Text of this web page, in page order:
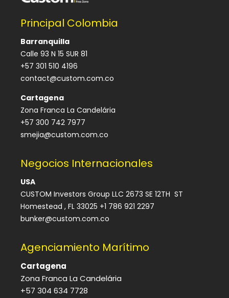
Principal Colombia
Barranquilla
Calle 93 N 15 SUR 81
+57 301 510 4196
contact@custom.com.co
Cartagena
Zona Franca La Candelária
+57 300 742 7977
smejia@custom.com.co
Negocios Internacionales
USA
CUSTOM Investors Group LLC 2673 SE 12TH ST
Homestead , FL 33025 +1 786 921 2297
bunker@custom.com.co
Agenciamiento Marítimo
Cartagena
Zona Franca La Candelária
+57 304 634 7728